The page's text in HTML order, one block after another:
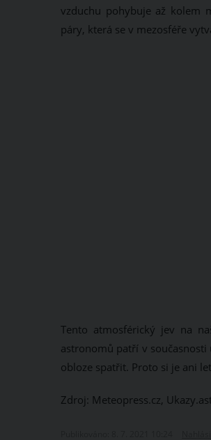
vzduchu pohybuje až kolem
páry, která se v mezosféře
Tento atmosférický jev na
astronomů patří v
obloze spatřit. Proto si je ani
Zdroj: Meteopress.cz,